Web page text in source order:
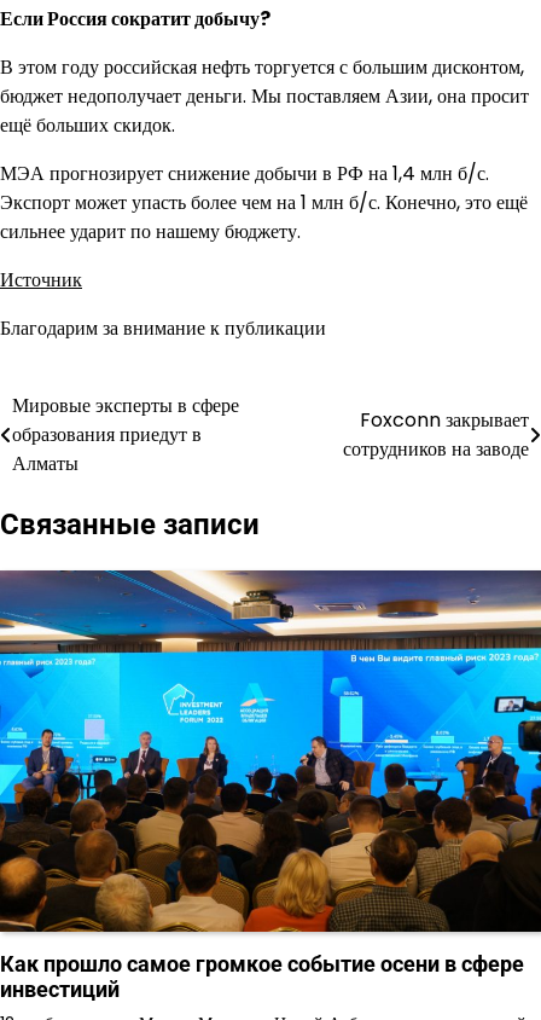
Если Россия сократит добычу?
В этом году российская нефть торгуется с большим дисконтом,
бюджет недополучает деньги. Мы поставляем Азии, она просит
ещё больших скидок.
МЭА прогнозирует снижение добычи в РФ на 1,4 млн б/с.
Экспорт может упасть более чем на 1 млн б/с. Конечно, это ещё
сильнее ударит по нашему бюджету.
Источник
Благодарим за внимание к публикации
Навигация
по
Мировые эксперты в сфере
образования приедут в
Алматы
Foxconn закрывает
сотрудников на заводе
Связанные записи
Как прошло самое громкое событие осени в сфере
инвестиций